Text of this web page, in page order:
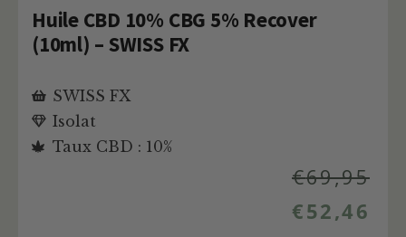
Huile CBD 10% CBG 5% Recover
(10ml) – SWISS FX
SWISS FX
Isolat
Taux CBD : 10%
€69,95
€52,46